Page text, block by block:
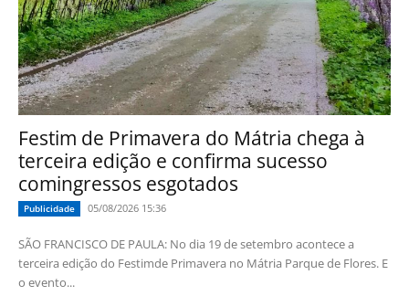
Festim de Primavera do Mátria chega à
terceira edição e confirma sucesso
comingressos esgotados
Publicidade 05/08/2026 15:36
SÃO FRANCISCO DE PAULA: No dia 19 de setembro acontece a
terceira edição do Festimde Primavera no Mátria Parque de Flores. E
o evento...